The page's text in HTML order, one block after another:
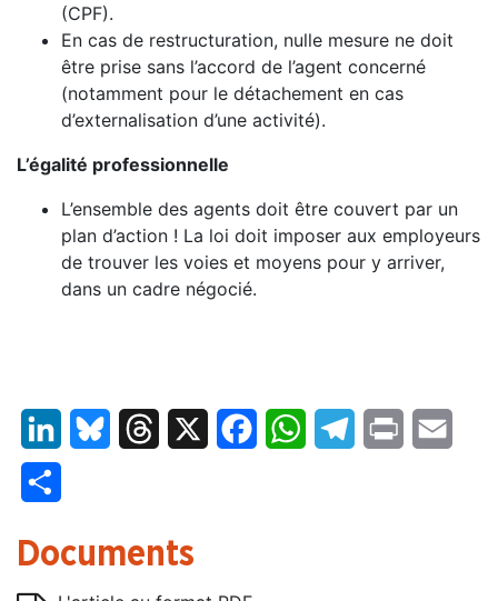
(CPF).
En cas de restructuration, nulle mesure ne doit
être prise sans l’accord de l’agent concerné
(notamment pour le détachement en cas
d’externalisation d’une activité).
L’égalité professionnelle
L’ensemble des agents doit être couvert par un
plan d’action ! La loi doit imposer aux employeurs
de trouver les voies et moyens pour y arriver,
dans un cadre négocié.
LinkedInBluesky Threads FacebookWhatsAppTelegram
Print
Documents